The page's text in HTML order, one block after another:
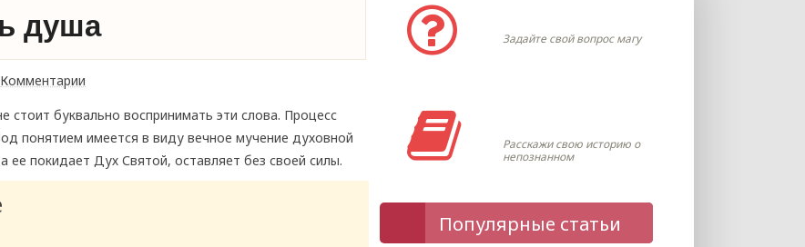
душа
Комментарии
буквально воспринимать эти слова. Процесс
понятием имеется в виду вечное мучение духовной
ее покидает Дух Святой, оставляет без своей силы.
Задайте свой вопрос магу
Расскажи свою историю о
непознанном
Популярные статьи